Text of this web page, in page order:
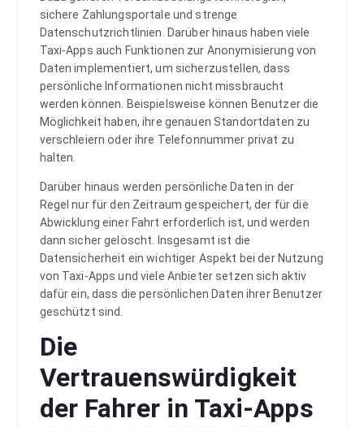
sichere Zahlungsportale und strenge
Datenschutzrichtlinien. Darüber hinaus haben viele
Taxi-Apps auch Funktionen zur Anonymisierung von
Daten implementiert, um sicherzustellen, dass
persönliche Informationen nicht missbraucht
werden können. Beispielsweise können Benutzer die
Möglichkeit haben, ihre genauen Standortdaten zu
verschleiern oder ihre Telefonnummer privat zu
halten.
Darüber hinaus werden persönliche Daten in der
Regel nur für den Zeitraum gespeichert, der für die
Abwicklung einer Fahrt erforderlich ist, und werden
dann sicher gelöscht. Insgesamt ist die
Datensicherheit ein wichtiger Aspekt bei der Nutzung
von Taxi-Apps und viele Anbieter setzen sich aktiv
dafür ein, dass die persönlichen Daten ihrer Benutzer
geschützt sind.
Die
Vertrauenswürdigkeit
der Fahrer in Taxi-Apps